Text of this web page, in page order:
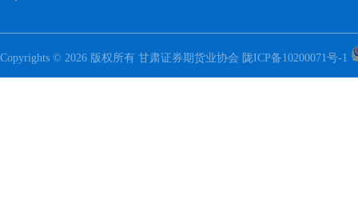
Copyrights © 2026 版权所有 甘肃证券期货业协会 陇ICP备10200071号-1